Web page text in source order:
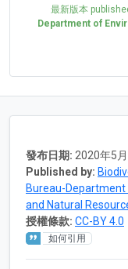
最新版本
Department of
發布日期: 2020年5
Published by:
Bureau-
and Natural
授權條款: CC-BY 4.0
如何引用